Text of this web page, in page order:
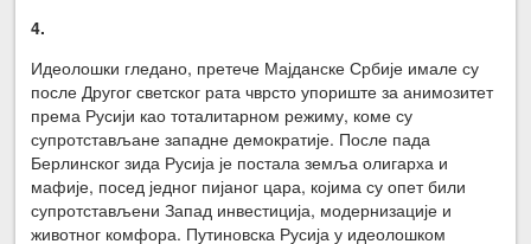
4.
Идеолошки гледано, претече Мајданске Србије имале су
после Другог светског рата чврсто упориште за анимозитет
према Русији као тоталитарном режиму, коме су
супротстављане западне демократије. После пада
Берлинског зида Русија је постала земља олигарха и
мафије, посед једног пијаног цара, којима су опет били
супротстављени Запад инвестиција, модернизације и
животног комфора. Путиновска Русија у идеолошком